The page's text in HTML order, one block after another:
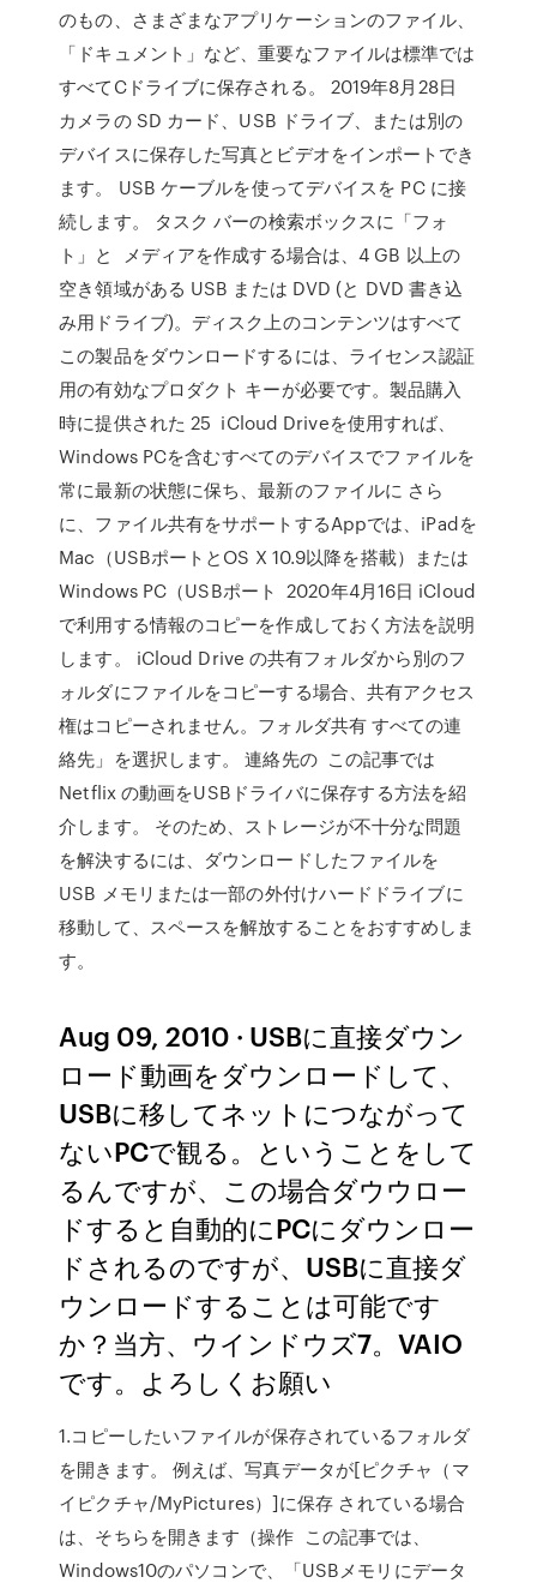
のもの、さまざまなアプリケーションのファイル、
「ドキュメント」など、重要なファイルは標準では
すべてCドライブに保存される。 2019年8月28日
カメラの SD カード、USB ドライブ、または別の
デバイスに保存した写真とビデオをインポートでき
ます。 USB ケーブルを使ってデバイスを PC に接
続します。 タスク バーの検索ボックスに「フォ
ト」と メディアを作成する場合は、4 GB 以上の
空き領域がある USB または DVD (と DVD 書き込
み用ドライブ)。ディスク上のコンテンツはすべて
この製品をダウンロードするには、ライセンス認証
用の有効なプロダクト キーが必要です。製品購入
時に提供された 25 iCloud Driveを使用すれば、
Windows PCを含むすべてのデバイスでファイルを
常に最新の状態に保ち、最新のファイルに さら
に、ファイル共有をサポートするAppでは、iPadを
Mac（USBポートとOS X 10.9以降を搭載）または
Windows PC（USBポート 2020年4月16日 iCloud
で利用する情報のコピーを作成しておく方法を説明
します。 iCloud Drive の共有フォルダから別のフ
ォルダにファイルをコピーする場合、共有アクセス
権はコピーされません。フォルダ共有 すべての連
絡先」を選択します。 連絡先の この記事では
Netflix の動画をUSBドライバに保存する方法を紹
介します。 そのため、ストレージが不十分な問題
を解決するには、ダウンロードしたファイルを
USB メモリまたは一部の外付けハードドライブに
移動して、スペースを解放することをおすすめしま
す。
Aug 09, 2010 · USBに直接ダウン
ロード動画をダウンロードして、
USBに移してネットにつながって
ないPCで観る。ということをして
るんですが、この場合ダウウロー
ドすると自動的にPCにダウンロー
ドされるのですが、USBに直接ダ
ウンロードすることは可能です
か？当方、ウインドウズ7。VAIO
です。よろしくお願い
1.コピーしたいファイルが保存されているフォルダ
を開きます。 例えば、写真データが[ピクチャ（マ
イピクチャ/MyPictures）]に保存 されている場合
は、そちらを開きます（操作 この記事では、
Windows10のパソコンで、「USBメモリにデータ